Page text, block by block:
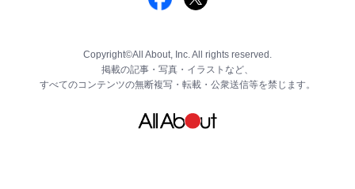
Copyright©All About, Inc. All rights reserved.
掲載の記事・写真・イラストなど、
すべてのコンテンツの無断複写・転載・公衆送信等を禁じます。